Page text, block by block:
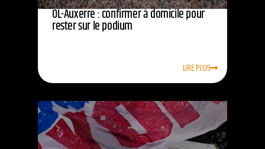
OL-Auxerre : confirmer à domicile pour
rester sur le podium
LIRE PLUS